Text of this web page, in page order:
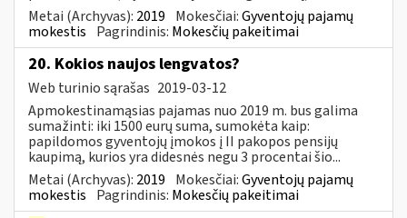
Metai (Archyvas): 2019 Mokesčiai:Gyventojų pajamų
mokestis Pagrindinis: Mokesčių pakeitimai
20. Kokios naujos lengvatos?
Web turinio sąrašas 2019-03-12
Apmokestinamąsias pajamas nuo 2019 m. bus galima
sumažinti: iki 1500 eurų suma, sumokėta kaip:
papildomos gyventojų įmokos į II pakopos pensijų
kaupimą, kurios yra didesnės negu 3 procentai šio...
Metai (Archyvas): 2019 Mokesčiai:Gyventojų pajamų
mokestis Pagrindinis: Mokesčių pakeitimai